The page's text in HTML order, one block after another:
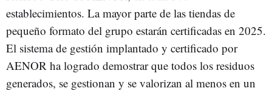
establecimientos. La mayor parte de las tiendas de
pequeño formato del grupo estarán certificadas en 2025.
El sistema de gestión implantado y certificado por
AENOR ha logrado demostrar que todos los residuos
generados, se gestionan y se valorizan al menos en un